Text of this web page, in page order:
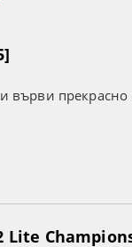
върви прекрасно
Lite